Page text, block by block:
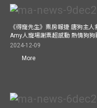
《得寵先生》票房報捷 唐狗主
Amy人寵場謝票超感動 熱情狗狗
2024-12-09
More